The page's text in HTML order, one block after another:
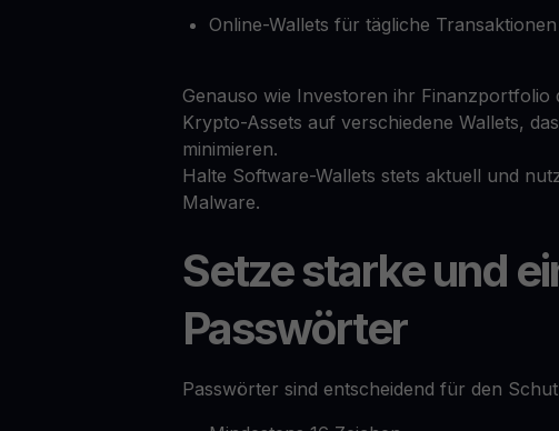
Online-Wallets für tägliche Transaktionen
Genauso wie Investoren ihr Finanzportfolio
Krypto-Assets auf verschiedene Wallets,
minimieren.
Halte Software-Wallets stets aktuell und
Malware.
Setze starke und
Passwörter
Passwörter sind entscheidend für den